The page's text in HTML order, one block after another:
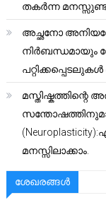
തകർന്ന
അച്ഛനോ
നിർബന്ധമായും
പറ്റിക്കപ്പെടലുകൾ
മസ്തിഷ്കത്തിന്റെ
മനസ്സിലാക്കാം.
ശേഖരങ്ങൾ